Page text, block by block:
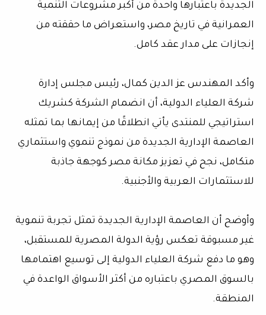
الجديدة باعتبارها واحدة من أكبر مشروعات التنمية
العمرانية في تاريخ مصر، واستعراض ما حققته من
إنجازات على مدار عقد كامل.
وأكد المهندس عز الدين كمال، رئيس مجلس إدارة
شركة العلياء الدولية، أن انضمام الشركة كشريك
استراتيجي للمنتدى يأتي انطلاقًا من إيمانها بما تمثله
العاصمة الإدارية الجديدة من نموذج تنموي واستثماري
متكامل، نجح في تعزيز مكانة مصر كوجهة جاذبة
للاستثمارات العربية والأجنبية.
وأوضح أن العاصمة الإدارية الجديدة تمثل تجربة تنموية
غير مسبوقة تعكس رؤية الدولة المصرية للمستقبل،
وهو ما دفع شركة العلياء الدولية إلى توسيع اهتمامها
بالسوق المصري باعتباره من أكثر الأسواق الواعدة في
المنطقة.